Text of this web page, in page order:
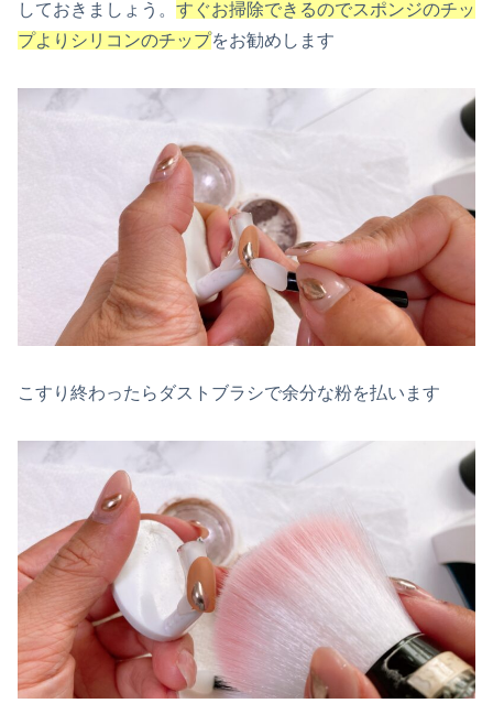
しておきましょう。 すぐお掃除できるのでスポンジのチッ
プよりシリコンのチップをお勧めします
こすり終わったらダストブラシで余分な粉を払います